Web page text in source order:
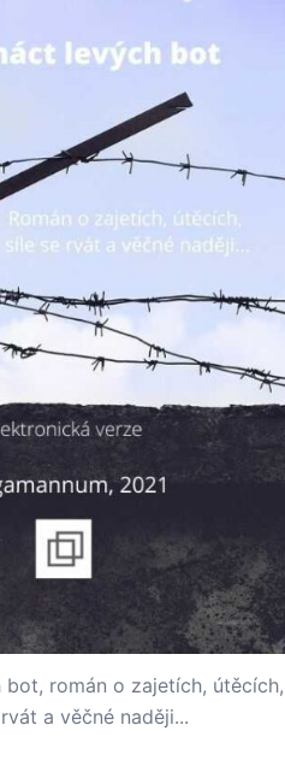
bot, román o zajetích, útěcích,
a věčné naději...